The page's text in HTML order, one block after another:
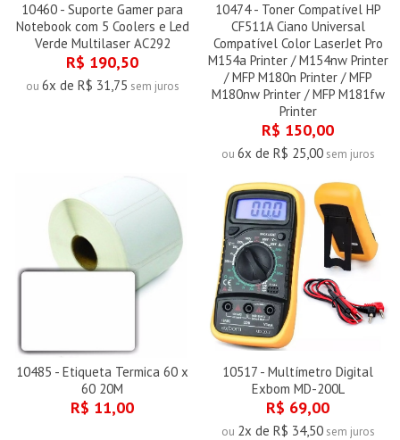
10460 - Suporte Gamer para
Notebook com 5 Coolers e Led
Verde Multilaser AC292
R$ 190,50
ou 6x de R$ 31,75 sem juros
10474 - Toner Compatível HP
CF511A Ciano Universal
Compatível Color LaserJet Pro
M154a Printer / M154nw Printer
/ MFP M180n Printer / MFP
M180nw Printer / MFP M181fw
Printer
R$ 150,00
ou 6x de R$ 25,00sem juros
10485 - Etiqueta Termica 60 x
60 20M
R$ 11,00
10517 - Multímetro Digital
Exbom MD-200L
R$ 69,00
ou 2x de R$ 34,50sem juros